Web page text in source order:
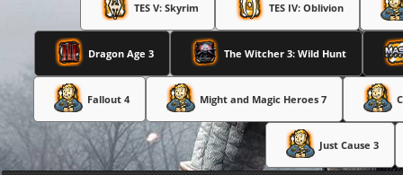
TES V: Skyrim TES IV: Oblivion
Dragon Age 3 The Witcher 3: Wild Hunt
Fallout 4 Might and Magic Heroes 7
Just Cause 3